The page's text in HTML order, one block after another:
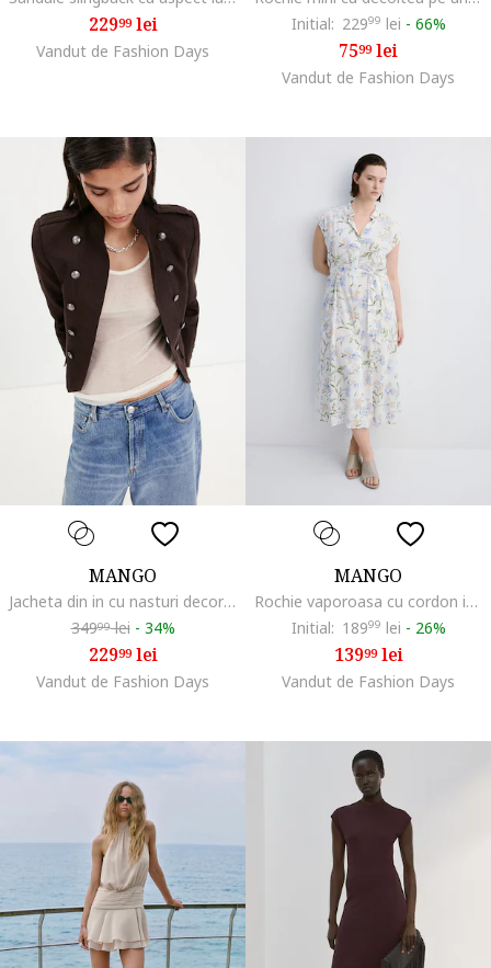
22999lei
Vandut de Fashion Days
Initial: 22999 lei - 66%
7599lei
Vandut de Fashion Days
MANGO
Jacheta din in cu nasturi decorativi, Maro inchis
34999lei - 34%
22999lei
Vandut de Fashion Days
MANGO
Rochie vaporoasa cu cordon in talie si model floral, Albastru lavanda/Bej inchis/Alb murdar
Initial: 18999 lei - 26%
13999lei
Vandut de Fashion Days